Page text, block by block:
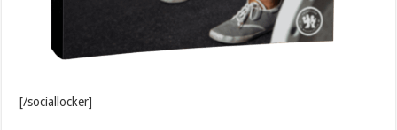
[/sociallocker]